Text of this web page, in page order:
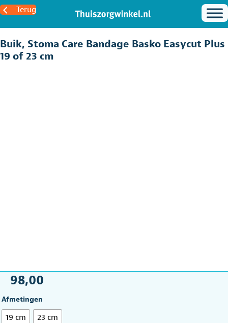
Terug
Buik, Stoma Care Bandage Basko Easycut Plus
19 of 23 cm
98,00
Afmetingen
19 cm 23 cm